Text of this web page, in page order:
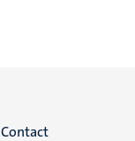
Contact